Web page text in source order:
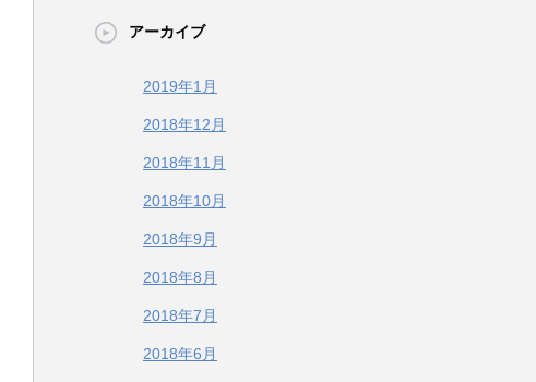
アーカイブ
2019年1月
2018年12月
2018年11月
2018年10月
2018年9月
2018年8月
2018年7月
2018年6月